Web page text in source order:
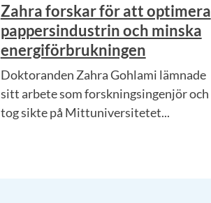
Zahra forskar för att optimera
pappersindustrin och minska
energiförbrukningen
Doktoranden Zahra Gohlami lämnade
sitt arbete som forskningsingenjör och
tog sikte på Mittuniversitetet...